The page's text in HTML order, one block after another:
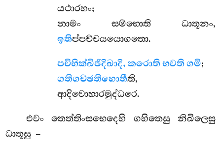
යථාරහං;
නාමං සම්භොති ධාතූනං,
ඉතිප්පච්චයයොගතො.
පචිභික්ඛිඡිදිඛාදි, කරොති භවති ගමි;
ගතිගච්ඡතිහොතීති,
ආදිවොහාරමුද්ධරෙ.
එවං තෙත්තිංසභෙදෙහි ගහිතෙසු නිඛිලෙසු
ධාතූසු –